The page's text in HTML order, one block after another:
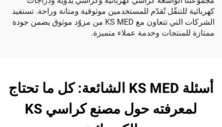
تُقدّم للمستخدمين موثوقية ومتانة وراحة. تستفيد
الشركات التي تتعاون مع KS MED من مزوّد موثوق يضمن جودة
وخدمة عملاء متميزة.
أسئلة KS MED الشائعة: كل ما تحتاج
لمعرفته حول مصنع كراسي KS